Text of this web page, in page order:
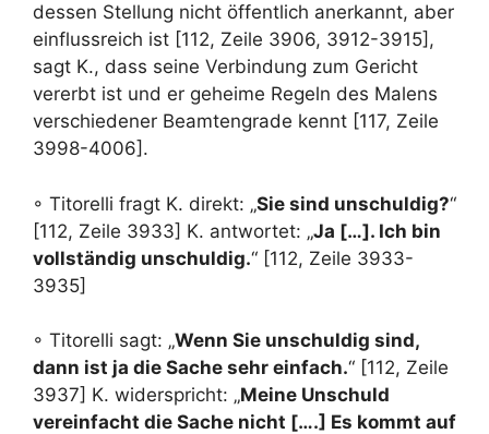
dessen Stellung nicht öffentlich anerkannt, aber
einflussreich ist [112, Zeile 3906, 3912-3915],
sagt K., dass seine Verbindung zum Gericht
vererbt ist und er geheime Regeln des Malens
verschiedener Beamtengrade kennt [117, Zeile
3998-4006].
◦ Titorelli fragt K. direkt: „Sie sind unschuldig?“
[112, Zeile 3933] K. antwortet: „Ja […]. Ich bin
vollständig unschuldig.“ [112, Zeile 3933-
3935]
◦ Titorelli sagt: „Wenn Sie unschuldig sind,
dann ist ja die Sache sehr einfach.“ [112, Zeile
3937] K. widerspricht: „Meine Unschuld
vereinfacht die Sache nicht [….] Es kommt auf